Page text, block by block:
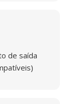
de saída